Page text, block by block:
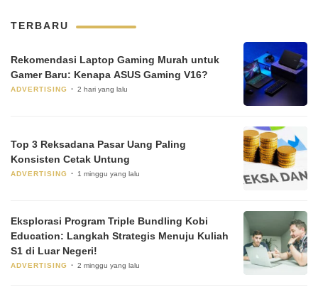
TERBARU
Rekomendasi Laptop Gaming Murah untuk
Gamer Baru: Kenapa ASUS Gaming V16?
ADVERTISING 2 hari yang lalu
Top 3 Reksadana Pasar Uang Paling
Konsisten Cetak Untung
ADVERTISING 1 minggu yang lalu
Eksplorasi Program Triple Bundling Kobi
Education: Langkah Strategis Menuju Kuliah
S1 di Luar Negeri!
ADVERTISING 2 minggu yang lalu